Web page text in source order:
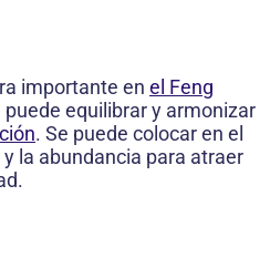
importante en el Feng
puede equilibrar y armonizar
. Se puede colocar en el
la abundancia para atraer